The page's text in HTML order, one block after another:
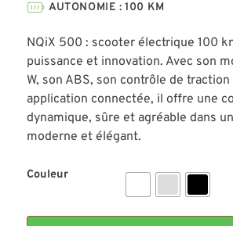
AUTONOMIE : 100 KM
NQiX 500 : scooter électrique 100
puissance et innovation. Avec son
W, son ABS, son contrôle de
application connectée, il offre une
dynamique, sûre et agréable dans
moderne et élégant.
Couleur